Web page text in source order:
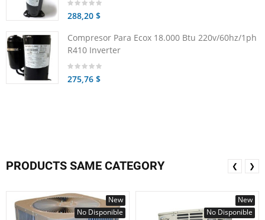
288,20 $
Compresor Para Ecox 18.000 Btu 220v/60hz/1ph
R410 Inverter
275,76 $
PRODUCTS SAME CATEGORY
New
No Disponible
New
No Disponible
❮ ❯